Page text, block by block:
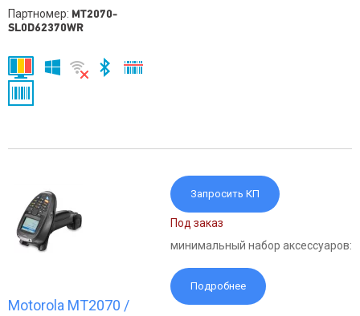
Партномер: MT2070-
SL0D62370WR
Запросить КП
Под заказ
минимальный набор аксессуаров:
Подробнее
Motorola MT2070 /